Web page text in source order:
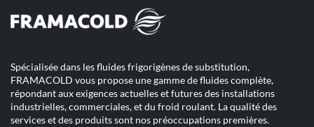
Spécialisée dans les fluides frigorigènes de substitution,
FRAMACOLD vous propose une gamme de fluides complète,
répondant aux exigences actuelles et futures des installations
industrielles, commerciales, et du froid roulant. La qualité des
services et des produits sont nos préoccupations premières.